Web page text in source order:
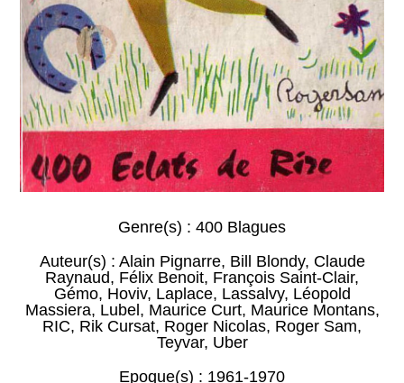
Genre(s) : 400 Blagues
Auteur(s) : Alain Pignarre, Bill Blondy, Claude
Raynaud, Félix Benoit, François Saint-Clair,
Gémo, Hoviv, Laplace, Lassalvy, Léopold
Massiera, Lubel , Maurice Curt, Maurice Montans,
RIC, Rik Cursat, Roger Nicolas, Roger Sam,
Teyvar, Uber
Epoque(s) : 1961-1970